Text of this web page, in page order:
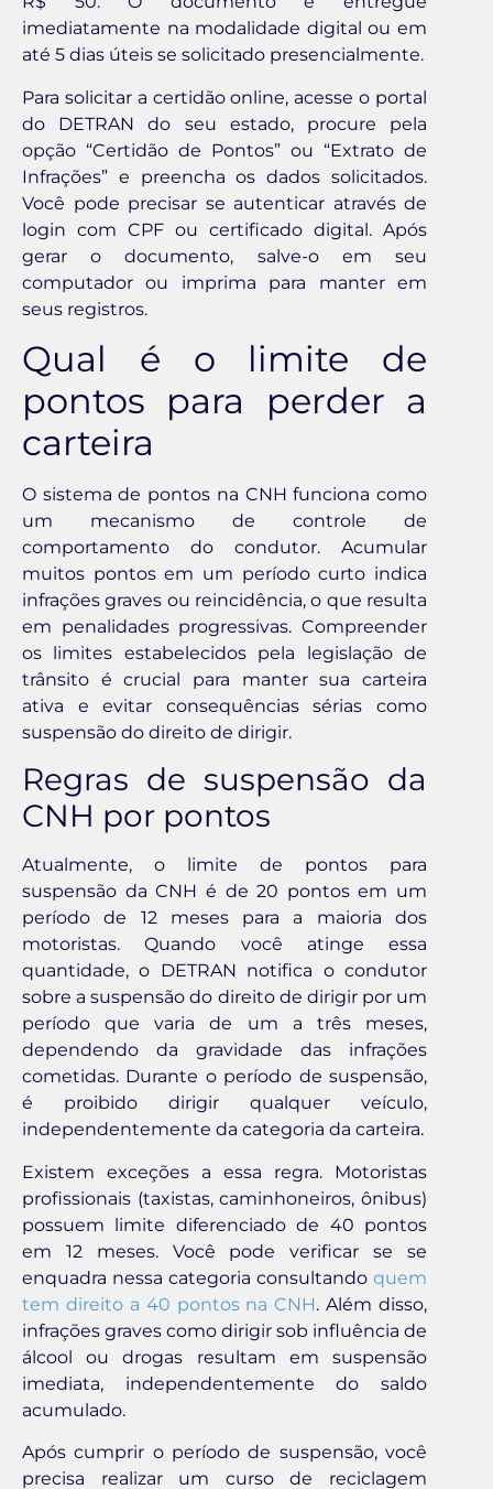
imediatamente na modalidade digital ou em
até 5 dias úteis se solicitado presencialmente.
Para solicitar a certidão online, acesse o portal
do DETRAN do seu estado, procure pela
opção “Certidão de Pontos” ou “Extrato de
Infrações” e preencha os dados solicitados.
Você pode precisar se autenticar através de
login com CPF ou certificado digital. Após
gerar o documento, salve-o em seu
computador ou imprima para manter em
seus registros.
Qual é o limite de
pontos para perder a
carteira
O sistema de pontos na CNH funciona como
um mecanismo de controle de
comportamento do condutor. Acumular
muitos pontos em um período curto indica
infrações graves ou reincidência, o que resulta
em penalidades progressivas. Compreender
os limites estabelecidos pela legislação de
trânsito é crucial para manter sua carteira
ativa e evitar consequências sérias como
suspensão do direito de dirigir.
Regras de suspensão da
CNH por pontos
Atualmente, o limite de pontos para
suspensão da CNH é de 20 pontos em um
período de 12 meses para a maioria dos
motoristas. Quando você atinge essa
quantidade, o DETRAN notifica o condutor
sobre a suspensão do direito de dirigir por um
período que varia de um a três meses,
dependendo da gravidade das infrações
cometidas. Durante o período de suspensão,
é proibido dirigir qualquer veículo,
independentemente da categoria da carteira.
Existem exceções a essa regra. Motoristas
profissionais (taxistas, caminhoneiros, ônibus)
possuem limite diferenciado de 40 pontos
em 12 meses. Você pode verificar se se
enquadra nessa categoria consultando quem
tem direito a 40 pontos na CNH. Além disso,
infrações graves como dirigir sob influência de
álcool ou drogas resultam em suspensão
imediata, independentemente do saldo
acumulado.
Após cumprir o período de suspensão, você
precisa realizar um curso de reciclagem